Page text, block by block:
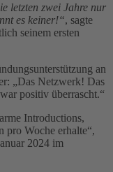
letzten zwei Jahre nur
es keiner!“, sagte
seinem ersten
an
„Das Netzwerk! Das
positiv überrascht.“
Introductions,
Woche erhalte“,
2024 im